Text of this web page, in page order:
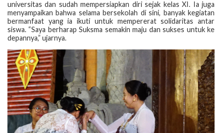
universitas dan sudah mempersiapkan diri sejak kelas XI. Ia juga
menyampaikan bahwa selama bersekolah di sini, banyak kegiatan
bermanfaat yang ia ikuti untuk mempererat solidaritas antar
siswa. “Saya berharap Suksma semakin maju dan sukses untuk ke
depannya,” ujarnya.